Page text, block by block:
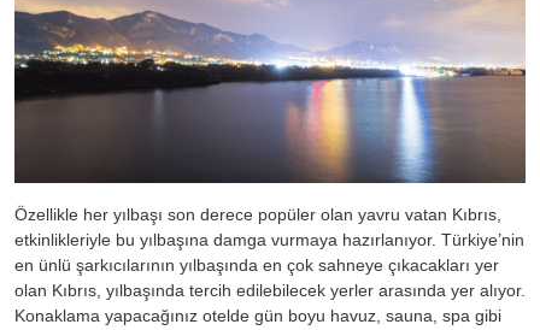
Özellikle her yılbaşı son derece popüler olan yavru vatan Kıbrıs,
etkinlikleriyle bu yılbaşına damga vurmaya hazırlanıyor. Türkiye’nin
en ünlü şarkıcılarının yılbaşında en çok sahneye çıkacakları yer
olan Kıbrıs, yılbaşında tercih edilebilecek yerler arasında yer alıyor.
Konaklama yapacağınız otelde gün boyu havuz, sauna, spa gibi